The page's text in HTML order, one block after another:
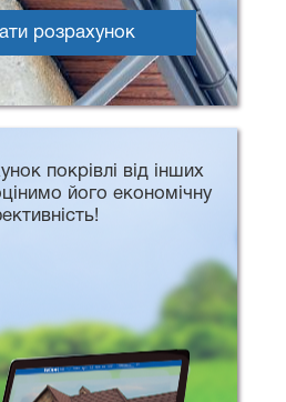
розрахунок
покрівлі від інших
його економічну